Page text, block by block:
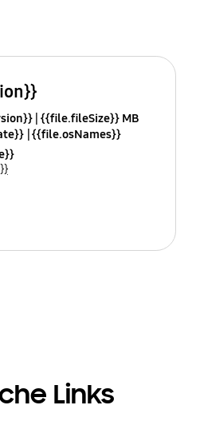
{{file.fileSize}} MB
{{file.osNames}}
Links